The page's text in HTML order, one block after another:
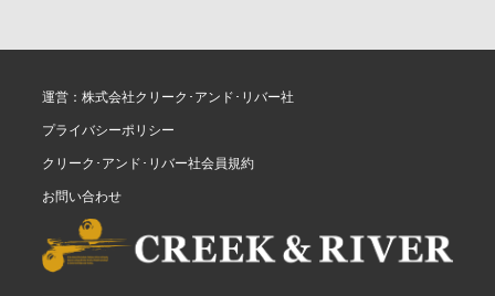
運営：株式会社クリーク･アンド･リバー社
プライバシーポリシー
クリーク･アンド･リバー社会員規約
お問い合わせ